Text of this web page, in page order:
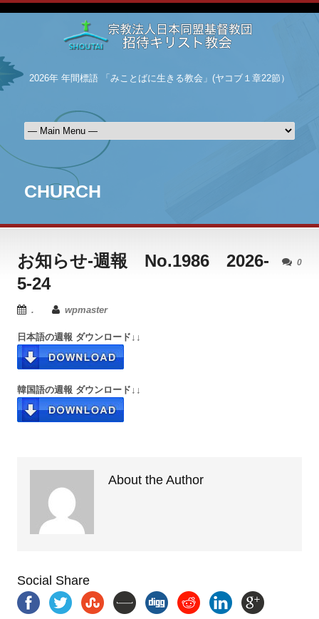
2026年 年間標語 「みことばに生きる教会」(ヤコブ１章22節）
CHURCH
0
お知らせ-週報 No.1986 2026-
5-24
. wpmaster
日本語の週報 ダウンロード↓↓
韓国語の週報 ダウンロード↓↓
About the Author
Social Share